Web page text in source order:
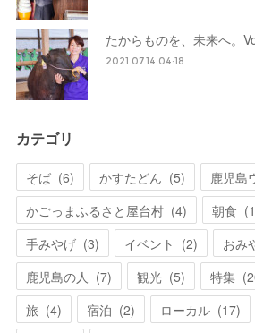
たからものを、未来へ。
2021.07.14 04:18
カテゴリ
そば (6) かすたどん (5) 鹿児島
かごっまふるさと屋台村 (4) 朝食 (
手みやげ (3) イベント (2) おみ
鹿児島の人 (7) 観光 (5) 特集 (
旅 (4) 宿泊 (2) ローカル (17)